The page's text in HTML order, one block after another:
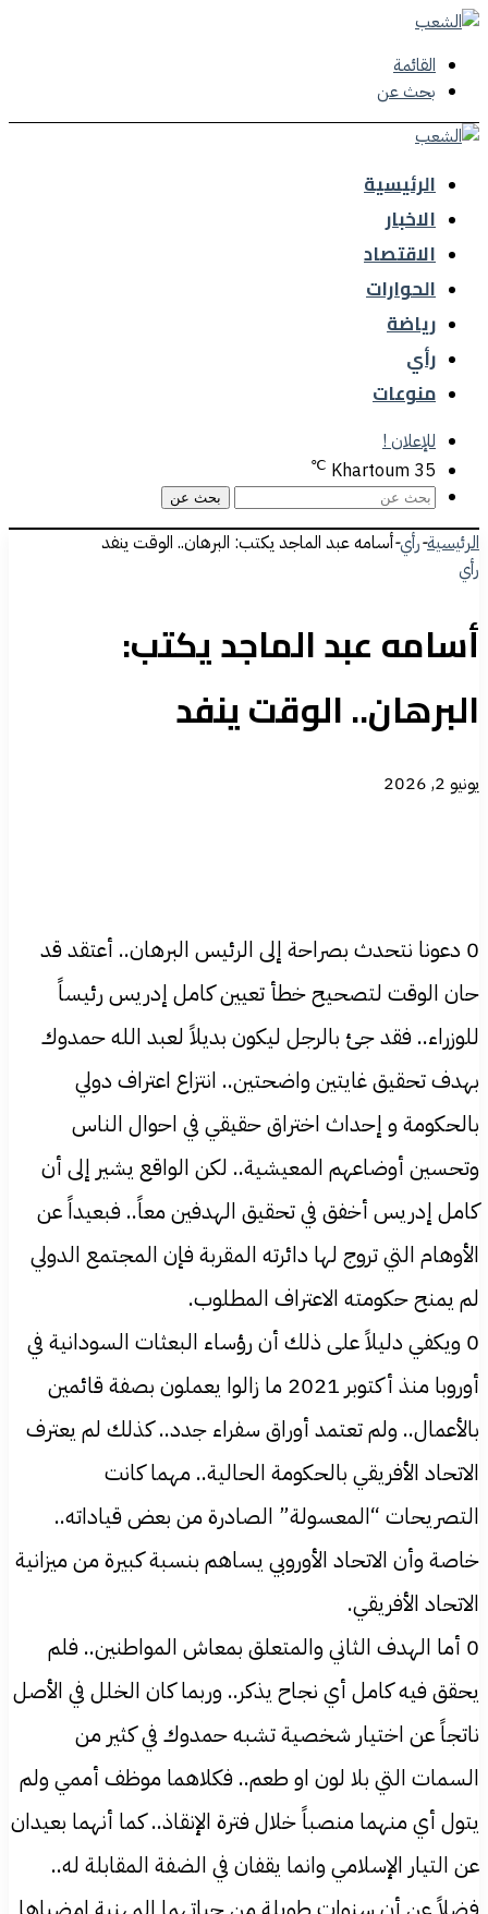
القائمة
بحث عن
الرئيسية
الاخبار
الاقتصاد
الحوارات
رياضة
رأي
منوعات
للإعلان !
Khartoum 35
℃
بحث عن
الرئيسية-رأي-أسامه عبد الماجد يكتب: البرهان.. الوقت ينفد
رأي
أسامه عبد الماجد يكتب:
البرهان.. الوقت ينفد
يونيو 2, 2026
0 دعونا نتحدث بصراحة إلى الرئيس البرهان.. أعتقد قد
حان الوقت لتصحيح خطأ تعيين كامل إدريس رئيساً
للوزراء.. فقد جئ بالرجل ليكون بديلاً لعبد الله حمدوك
بهدف تحقيق غايتين واضحتين.. انتزاع اعتراف دولي
بالحكومة و إحداث اختراق حقيقي في احوال الناس
وتحسين أوضاعهم المعيشية.. لكن الواقع يشير إلى أن
كامل إدريس أخفق في تحقيق الهدفين معاً.. فبعيداً عن
الأوهام التي تروج لها دائرته المقربة فإن المجتمع الدولي
لم يمنح حكومته الاعتراف المطلوب.
0 ويكفي دليلاً على ذلك أن رؤساء البعثات السودانية في
أوروبا منذ أكتوبر 2021 ما زالوا يعملون بصفة قائمين
بالأعمال.. ولم تعتمد أوراق سفراء جدد.. كذلك لم يعترف
الاتحاد الأفريقي بالحكومة الحالية.. مهما كانت
التصريحات “المعسولة” الصادرة من بعض قياداته..
خاصة وأن الاتحاد الأوروبي يساهم بنسبة كبيرة من ميزانية
الاتحاد الأفريقي.
0 أما الهدف الثاني والمتعلق بمعاش المواطنين.. فلم
يحقق فيه كامل أي نجاح يذكر.. وربما كان الخلل في الأصل
ناتجاً عن اختيار شخصية تشبه حمدوك في كثير من
السمات التي بلا لون او طعم.. فكلاهما موظف أممي ولم
يتول أي منهما منصباً خلال فترة الإنقاذ.. كما أنهما بعيدان
عن التيار الإسلامي وانما يقفان في الضفة المقابلة له..